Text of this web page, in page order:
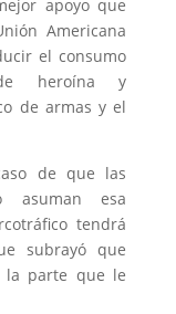
apoyo que
Americana
el consumo
heroína y
de armas y el
de que las
asuman esa
tendrá
subrayó que
la parte que le